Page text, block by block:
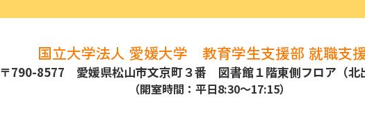
国立大学法人 愛媛大学 教育学生支援部 就職支
〒790-8577 愛媛県松山市文京町３番 図書館１階東側フロア（北
（開室時間：平日8:30～17:15）